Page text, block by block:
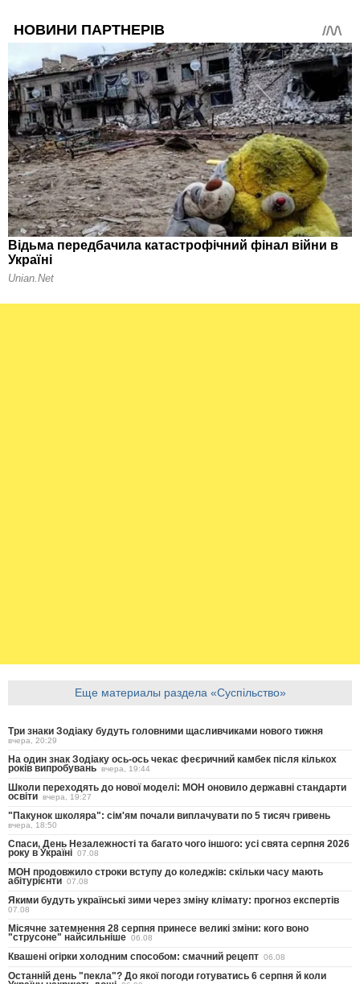
Еще материалы раздела «Суспільство»
Три знаки Зодіаку будуть головними щасливчиками нового тижня
вчера, 20:29
На один знак Зодіаку ось-ось чекає феєричний камбек після кількох
років випробувань вчера, 19:44
Школи переходять до нової моделі: МОН оновило державні стандарти
освіти вчера, 19:27
"Пакунок школяра": сім'ям почали виплачувати по 5 тисяч гривень
вчера, 18:50
Спаси, День Незалежності та багато чого іншого: усі свята серпня 2026
року в Україні 07.08
МОН продовжило строки вступу до коледжів: скільки часу мають
абітурієнти 07.08
Якими будуть українські зими через зміну клімату: прогноз експертів
07.08
Місячне затемнення 28 серпня принесе великі зміни: кого воно
"струсоне" найсильніше 06.08
Квашені огірки холодним способом: смачний рецепт 06.08
Останній день "пекла"? До якої погоди готуватись 6 серпня й коли